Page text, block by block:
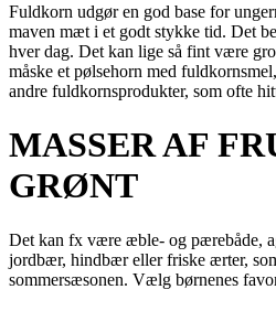
Fuldkorn udgør en god base for
maven mæt i et godt stykke tid. Det
hver dag. Det kan lige så fint være
måske et pølsehorn med
andre fuldkornsprodukter, som ofte
MASSER AF
GRØNT
Det kan fx være æble- og pærebåde,
jordbær, hindbær eller friske ærter,
sommersæsonen. Vælg børnenes